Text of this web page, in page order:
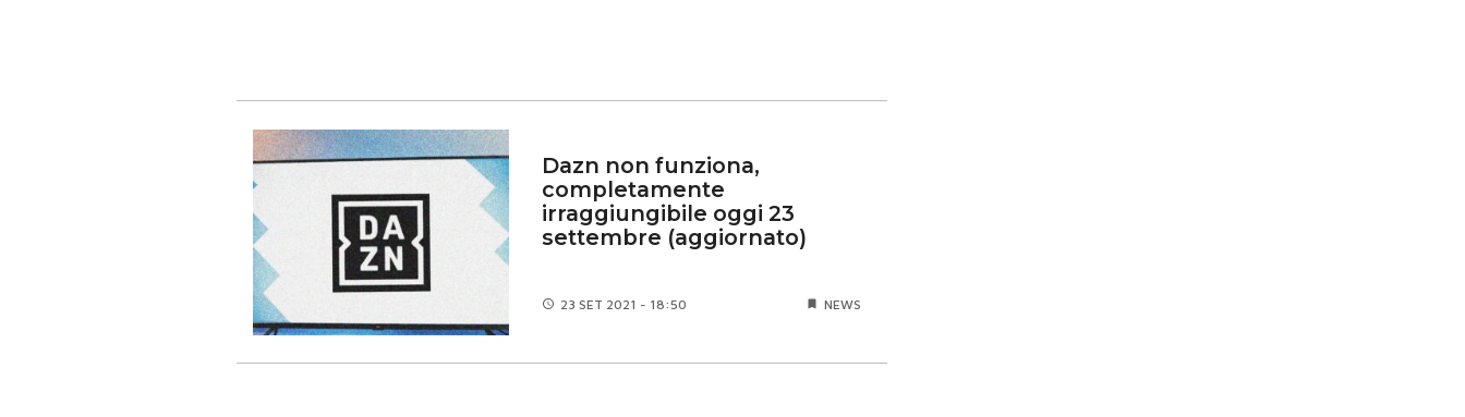
Dazn non funziona,
completamente
irraggiungibile oggi 23
settembre (aggiornato)
23 SET 2021 - 18:50 NEWS